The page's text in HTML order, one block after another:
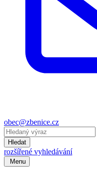
obec@zbenice.cz
Hledat
rozšířené vyhledávání
Menu